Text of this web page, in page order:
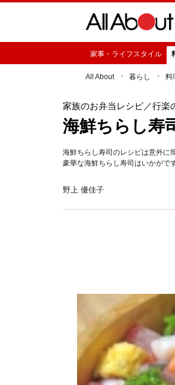
家事・ライフスタイル
All About 暮らし 料
家族のお弁当レシピ／行楽
海鮮ちらし寿
海鮮ちらし寿司のレシピは意外に
豪華な海鮮ちらし寿司はいかがで
野上 優佳子